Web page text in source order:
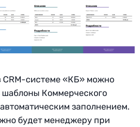
CRM-системе «КБ» можно
шаблоны Коммерческого
заполнением.
будет менеджеру при